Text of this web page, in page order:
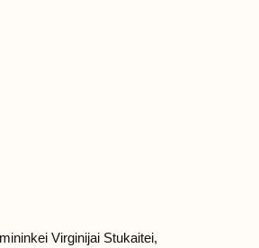
Virginijai Stukaitei,